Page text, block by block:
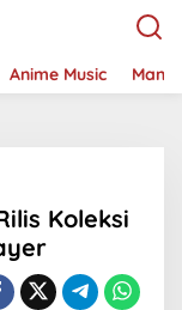
Anime Music
Koleksi